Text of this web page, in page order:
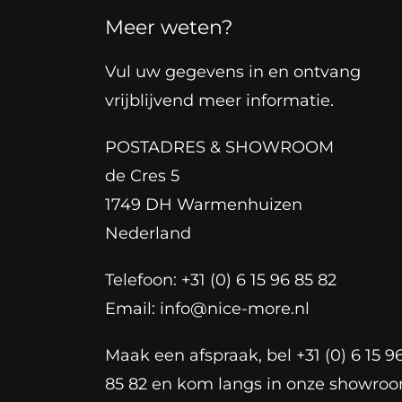
Meer weten?
Vul uw gegevens in en ontvang
vrijblijvend meer informatie.
POSTADRES & SHOWROOM
de Cres 5
1749 DH Warmenhuizen
Nederland
Telefoon: +31 (0) 6 15 96 85 82
Email: info@nice-more.nl
Maak een afspraak, bel +31 (0) 6 15
85 82 en kom langs in onze